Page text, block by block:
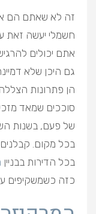
זה לא שאתם הם
חשמלי יעשה זאת
אתם יכולים
גם היכן שלא
הן פתרונות הצללה
סוככים שמאד
של פעם, בשנות
בכל מקום.
בכל הדירות בבניין
כזה כשמשקיפים